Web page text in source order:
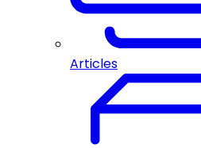
Articles